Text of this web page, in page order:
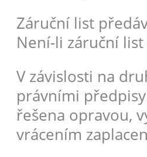
Záruční list
Není-li záruční
V závislosti na
právními
řešena opravou,
vrácením